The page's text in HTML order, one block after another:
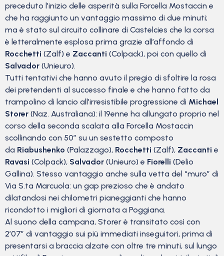
preceduto l’inizio delle asperità sulla Forcella Mostaccin e
che ha raggiunto un vantaggio massimo di due minuti;
ma è stato sul circuito collinare di Castelcies che la corsa
è letteralmente esplosa prima grazie all’affondo di
Rocchetti (Zalf) e Zaccanti (Colpack), poi con quello di
Salvador (Unieuro).
Tutti tentativi che hanno avuto il pregio di sfoltire la rosa
dei pretendenti al successo finale e che hanno fatto da
trampolino di lancio all’irresistibile progressione di Michael
Storer (Naz. Australiana): il 19enne ha allungato proprio nel
corso della seconda scalata alla Forcella Mostaccin
scollinando con 50″ su un sestetto composto
da Riabushenko (Palazzago), Rocchetti (Zalf), Zaccanti e
Ravasi (Colpack), Salvador (Unieuro) e Fiorelli (Delio
Gallina). Stesso vantaggio anche sulla vetta del “muro” di
Via S.ta Marcuola: un gap prezioso che è andato
dilatandosi nei chilometri pianeggianti che hanno
ricondotto i migliori di giornata a Poggiana.
Al suono della campana, Storer è transitato così con
2’07” di vantaggio sui più immediati inseguitori, prima di
presentarsi a braccia alzate con oltre tre minuti, sul lungo